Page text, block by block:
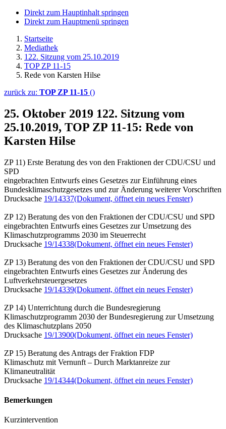
Direkt zum Hauptinhalt springen
Direkt zum Hauptmenü springen
Startseite
Mediathek
122. Sitzung vom 25.10.2019
TOP ZP 11-15
Rede von Karsten Hilse
zurück zu: TOP ZP 11-15 ()
25. Oktober 2019 122. Sitzung vom
25.10.2019, TOP ZP 11-15: Rede von
Karsten Hilse
ZP 11) Erste Beratung des von den Fraktionen der CDU/CSU und
SPD
eingebrachten Entwurfs eines Gesetzes zur Einführung eines
Bundesklimaschutzgesetzes und zur Änderung weiterer Vorschriften
Drucksache 19/14337(Dokument, öffnet ein neues Fenster)
ZP 12) Beratung des von den Fraktionen der CDU/CSU und SPD
eingebrachten Entwurfs eines Gesetzes zur Umsetzung des
Klimaschutzprogramms 2030 im Steuerrecht
Drucksache 19/14338(Dokument, öffnet ein neues Fenster)
ZP 13) Beratung des von den Fraktionen der CDU/CSU und SPD
eingebrachten Entwurfs eines Gesetzes zur Änderung des
Luftverkehrsteuergesetzes
Drucksache 19/14339(Dokument, öffnet ein neues Fenster)
ZP 14) Unterrichtung durch die Bundesregierung
Klimaschutzprogramm 2030 der Bundesregierung zur Umsetzung
des Klimaschutzplans 2050
Drucksache 19/13900(Dokument, öffnet ein neues Fenster)
ZP 15) Beratung des Antrags der Fraktion FDP
Klimaschutz mit Vernunft – Durch Marktanreize zur
Klimaneutralität
Drucksache 19/14344(Dokument, öffnet ein neues Fenster)
Bemerkungen
Kurzintervention